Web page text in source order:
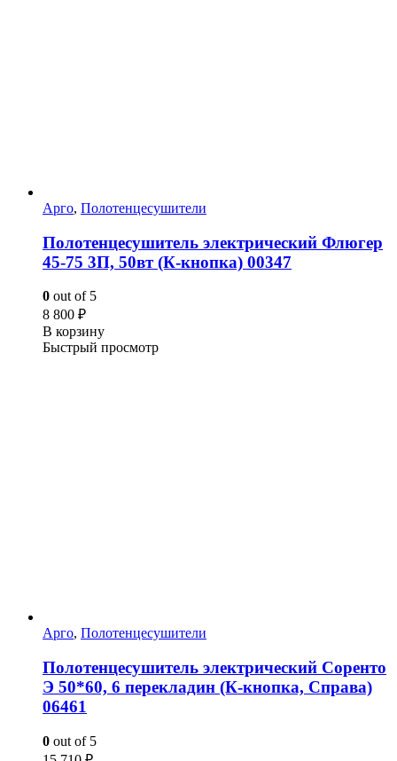
Арго, Полотенцесушители
Полотенцесушитель электрический Флюгер
45-75 3П, 50вт (К-кнопка) 00347
0 out of 5
8 800 ₽
В корзину
Быстрый просмотр
Арго, Полотенцесушители
Полотенцесушитель электрический Соренто
Э 50*60, 6 перекладин (К-кнопка, Справа)
06461
0 out of 5